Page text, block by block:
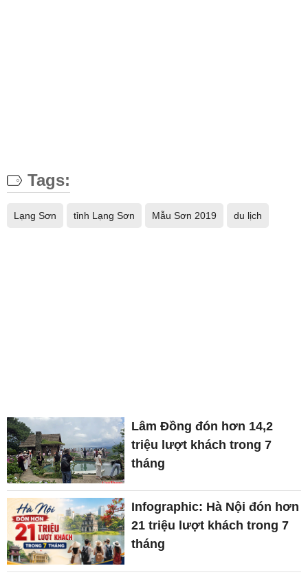
Tags:
Lạng Sơn tỉnh Lạng Sơn Mẫu Sơn 2019 du lịch
Lâm Đồng đón hơn 14,2
triệu lượt khách trong 7
tháng
Infographic: Hà Nội đón hơn
21 triệu lượt khách trong 7
tháng